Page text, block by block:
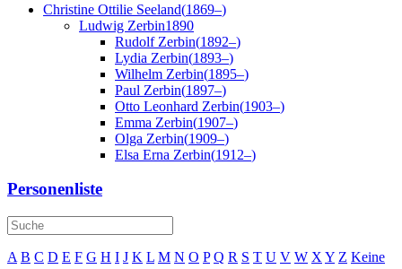
Christine Ottilie Seeland(1869–)
Ludwig Zerbin1890
Rudolf Zerbin(1892–)
Lydia Zerbin(1893–)
Wilhelm Zerbin(1895–)
Paul Zerbin(1897–)
Otto Leonhard Zerbin(1903–)
Emma Zerbin(1907–)
Olga Zerbin(1909–)
Elsa Erna Zerbin(1912–)
Personenliste
A B C D E F G H I J K L M N O P Q R S T U V W X Y Z Keine